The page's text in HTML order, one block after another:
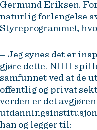
Germund Eriksen.
naturlig forlengelse
Styreprogrammet,
– Jeg synes det er
gjøre dette. NHH
samfunnet ved at de
offentlig og privat
verden er det
han og legger til: